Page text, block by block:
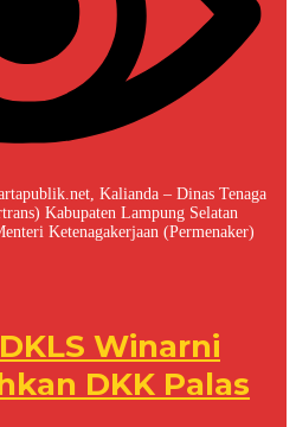
Kalianda – Dinas Tenaga
Kabupaten Lampung Selatan
Ketenagakerjaan (Permenaker)
Winarni
DKK Palas